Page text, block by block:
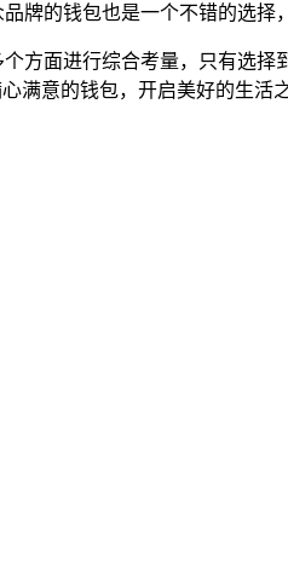
的钱包也是一个不错的选择
方面进行综合考量，只有选
满意的钱包，开启美好的生活之